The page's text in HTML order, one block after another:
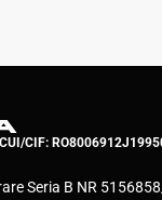
CUI/CIF: RO8006912
Seria B NR